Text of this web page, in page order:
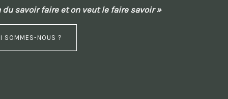
du savoir faire et on veut le faire savoir »
SOMMES-NOUS ?